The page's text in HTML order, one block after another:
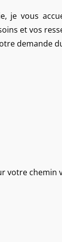
je vous
et vos
demande
votre chemin